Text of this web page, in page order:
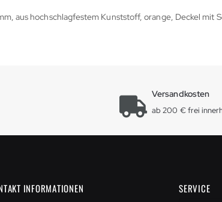
aus hochschlagfestem Kunststoff, orange, Deckel mit
Versandkosten
ab 200 € frei
INFORMATIONEN SERVICE